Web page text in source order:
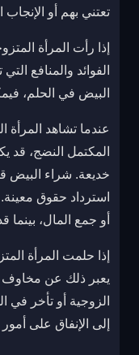
تعتني بهم أو الإنجاب
إذا رأت المرأة
الفوائد والمنافع
البيض في الحلم،
عندما تشاهد المرأة
المكتمل النضج، قد
خديعة. شراء البيض
استرداد حقوق
أو جمع المال،
إذا حلمت المرأة
يعبر ذلك عن مخاوف
الزوجية أو تأخر في
إلى الإنفاق على